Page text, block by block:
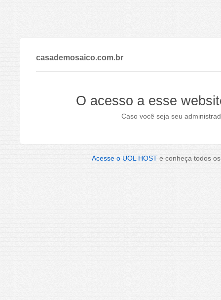
casademosaico.com.br
O acesso a esse
Caso você seja seu
Acesse o UOL HOST e conheça todos